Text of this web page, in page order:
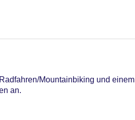
Mountainbiking und einem
an.